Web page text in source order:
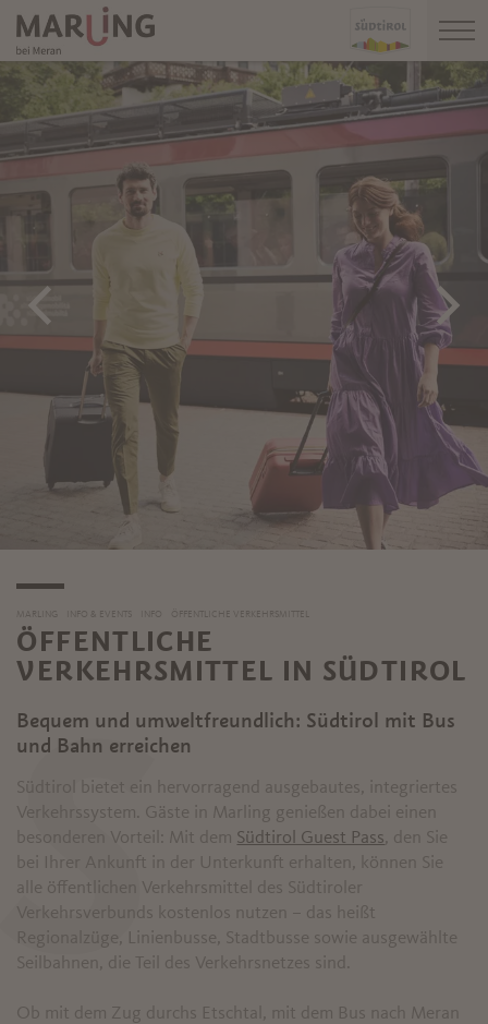
MARLING INFO & EVENTS INFO ÖFFENTLICHE VERKEHRSMITTEL
ÖFFENTLICHE
VERKEHRSMITTEL IN SÜDTIROL
Bequem und umweltfreundlich: Südtirol mit Bus
und Bahn erreichen
S
Südtirol bietet ein hervorragend ausgebautes, integriertes
Verkehrssystem. Gäste in Marling genießen dabei einen
besonderen Vorteil: Mit dem Südtirol Guest Pass , den Sie
bei Ihrer Ankunft in der Unterkunft erhalten, können Sie
alle öffentlichen Verkehrsmittel des Südtiroler
Verkehrsverbunds kostenlos nutzen – das heißt
Regionalzüge, Linienbusse, Stadtbusse sowie ausgewählte
Seilbahnen, die Teil des Verkehrsnetzes sind.
Ob mit dem Zug durchs Etschtal, mit dem Bus nach Meran